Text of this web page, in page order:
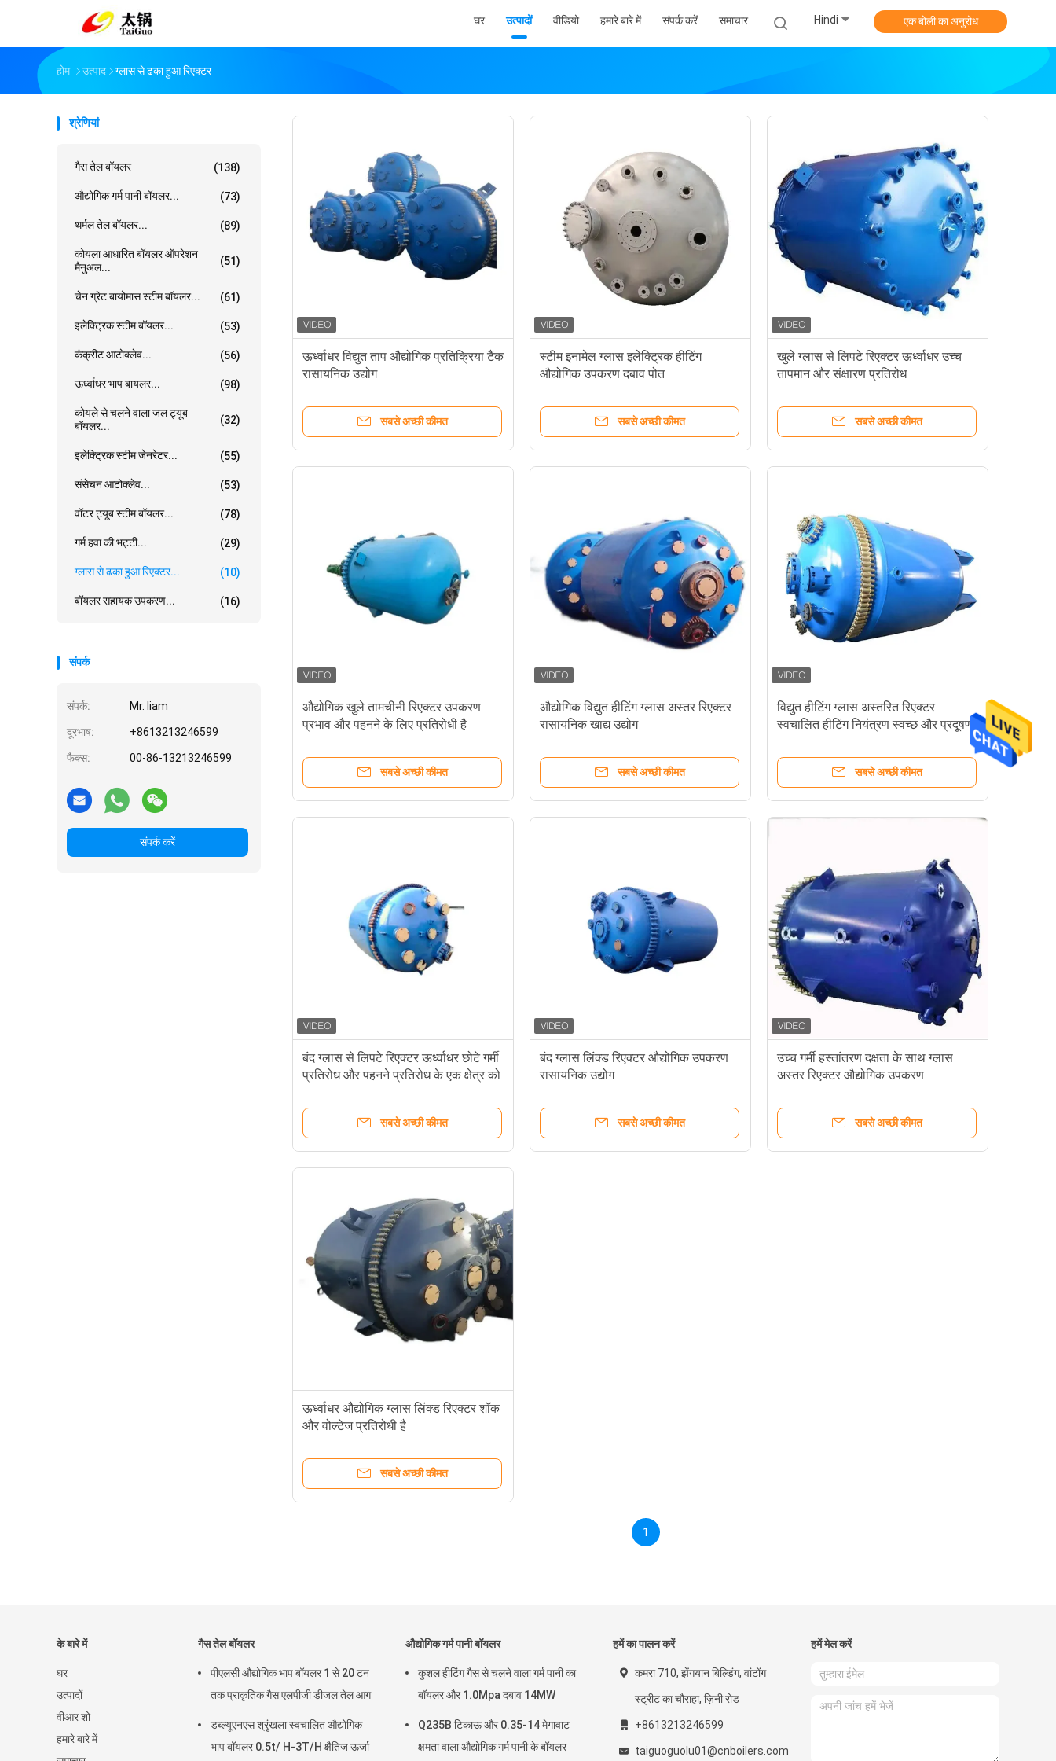
घर उत्पादों वीडियो हमारे बारे में संपर्क करें समाचार Hindi एक बोली का अनुरोध
होम उत्पाद ग्लास से ढका हुआ रिएक्टर
श्रेणियां
गैस तेल बॉयलर (138)
औद्योगिक गर्म पानी बॉयलर... (73)
थर्मल तेल बॉयलर... (89)
कोयला आधारित बॉयलर ऑपरेशन
मैनुअल...
(51)
चेन ग्रेट बायोमास स्टीम बॉयलर... (61)
इलेक्ट्रिक स्टीम बॉयलर... (53)
कंक्रीट आटोक्लेव... (56)
ऊर्ध्वाधर भाप बायलर... (98)
कोयले से चलने वाला जल ट्यूब
बॉयलर...
(32)
इलेक्ट्रिक स्टीम जेनरेटर... (55)
संसेचन आटोक्लेव... (53)
वॉटर ट्यूब स्टीम बॉयलर... (78)
गर्म हवा की भट्टी... (29)
ग्लास से ढका हुआ रिएक्टर... (10)
बॉयलर सहायक उपकरण... (16)
संपर्क
संपर्क: Mr. liam
दूरभाष: +8613213246599
फैक्स: 00-86-13213246599
संपर्क करें
ऊर्ध्वाधर विद्युत ताप औद्योगिक प्रतिक्रिया टैंक
रासायनिक उद्योग
सबसे अच्छी कीमत
स्टीम इनामेल ग्लास इलेक्ट्रिक हीटिंग
औद्योगिक उपकरण दबाव पोत
सबसे अच्छी कीमत
खुले ग्लास से लिपटे रिएक्टर ऊर्ध्वाधर उच्च
तापमान और संक्षारण प्रतिरोध
सबसे अच्छी कीमत
औद्योगिक खुले तामचीनी रिएक्टर उपकरण
प्रभाव और पहनने के लिए प्रतिरोधी है
सबसे अच्छी कीमत
औद्योगिक विद्युत हीटिंग ग्लास अस्तर रिएक्टर
रासायनिक खाद्य उद्योग
सबसे अच्छी कीमत
विद्युत हीटिंग ग्लास अस्तरित रिएक्टर
स्वचालित हीटिंग नियंत्रण स्वच्छ और प्रदूषण
सबसे अच्छी कीमत
बंद ग्लास से लिपटे रिएक्टर ऊर्ध्वाधर छोटे गर्मी
प्रतिरोध और पहनने प्रतिरोध के एक क्षेत्र को
सबसे अच्छी कीमत
बंद ग्लास लिंक्ड रिएक्टर औद्योगिक उपकरण
रासायनिक उद्योग
सबसे अच्छी कीमत
उच्च गर्मी हस्तांतरण दक्षता के साथ ग्लास
अस्तर रिएक्टर औद्योगिक उपकरण
सबसे अच्छी कीमत
ऊर्ध्वाधर औद्योगिक ग्लास लिंक्ड रिएक्टर शॉक
और वोल्टेज प्रतिरोधी है
सबसे अच्छी कीमत
1
के बारे में
घर
उत्पादों
वीआर शो
हमारे बारे में
गैस तेल बॉयलर
पीएलसी औद्योगिक भाप बॉयलर 1 से 20 टन
तक प्राकृतिक गैस एलपीजी डीजल तेल आग
डब्ल्यूएनएस श्रृंखला स्वचालित औद्योगिक
भाप बॉयलर 0.5t/ H-3T/H क्षैतिज ऊर्जा
औद्योगिक गर्म पानी बॉयलर
कुशल हीटिंग गैस से चलने वाला गर्म पानी का
बॉयलर और 1.0Mpa दबाव 14MW
Q235B टिकाऊ और 0.35-14 मेगावाट
क्षमता वाला औद्योगिक गर्म पानी के बॉयलर
हमें का पालन करें
कमरा 710, झेंगयान बिल्डिंग, वांटोंग
स्ट्रीट का चौराहा, ज़िनी रोड
+8613213246599
taiguoguolu01@cnboilers.com
हमें मेल करें